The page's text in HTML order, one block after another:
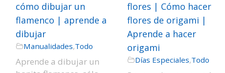
cómo dibujar un
flamenco | aprende a
dibujar
Manualidades,Todo
Aprende a dibujar un
flores | Cómo hacer
flores de origami |
Aprende a hacer
origami
Días Especiales,Todo